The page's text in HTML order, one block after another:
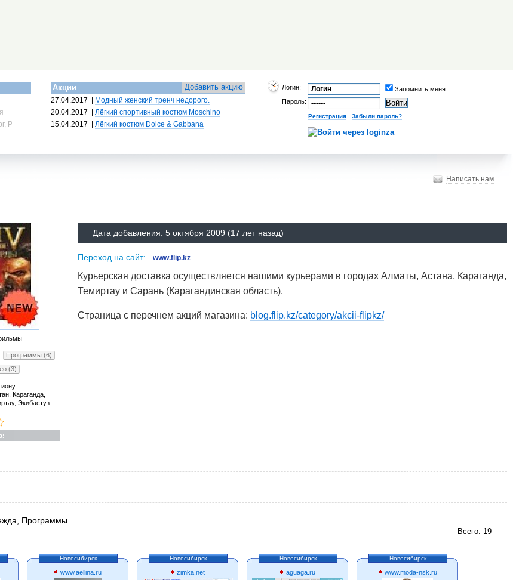
Россия
Добавить акцию
Акции
27.04.2017
Модный женский тренч недорого.
20.04.2017
Лёгкий спортивный костюм Moschino
15.04.2017
Лёгкий костюм Dolce & Gabbana
Логин:
Запомнить меня
Пароль:
Регистрация| Забыли пароль?
Написать нам
Программы (6)
(3)
Караганда,
Экибастуз
Дата добавления: 5 октября 2009 (17 лет назад)
Переход на сайт: www.flip.kz
Курьерская доставка осуществляется нашими курьерами в городах Алматы, Астана, Караганда,
Темиртау и Сарань (Карагандинская область).
Страница с перечнем акций магазина: blog.flip.kz/category/akcii-flipkz/
Программы
Всего: 19
Новосибирск
www.aellina.ru
Новосибирск
zimka.net
Новосибирск
aguaga.ru
Новосибирск
www.moda-nsk.ru